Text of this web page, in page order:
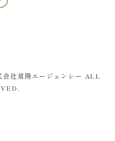
社常陽エージェンシー ALL